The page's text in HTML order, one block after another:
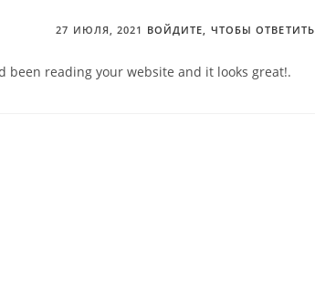
27 ИЮЛЯ, 2021 ВОЙДИТЕ, ЧТОБЫ ОТВЕТИТЬ
been reading your website and it looks great!.